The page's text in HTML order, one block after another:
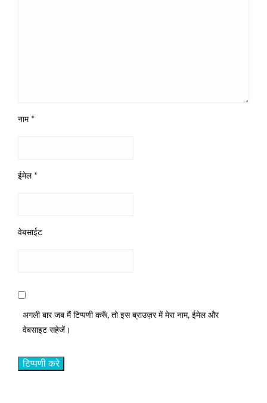
नाम *
ईमेल *
वेबसाईट
अगली बार जब मैं टिप्पणी करूँ, तो इस ब्राउज़र में मेरा नाम, ईमेल और
वेबसाइट सहेजें।